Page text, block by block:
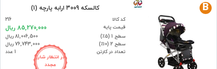
در انتظار شارژ
مجدد
کالسکه 3009 ارابه پارچه (1)
کد کالا
216
قیمت پایه
85,270,000 ریال
سطح 1 (۵٪)
81,006,500 ریال
سطح 2 (۱۰٪)
76,743,000 ریال
تعداد در کارتن
1 عدد
B